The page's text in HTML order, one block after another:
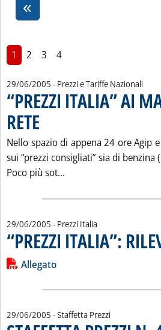
1 2 3 4
29/06/2005 - Prezzi e Tariffe Nazionali
“PREZZI ITALIA” AI
RETE
Nello spazio di appena 24 ore Agip
sui “prezzi consigliati” sia di
Poco più sot...
29/06/2005 - Prezzi Italia
“PREZZI ITALIA”:
Leggi tutta la notizia: '“PREZZI
Lista allegati PDF alla
Allegato
29/06/2005 - Staffetta Prezzi